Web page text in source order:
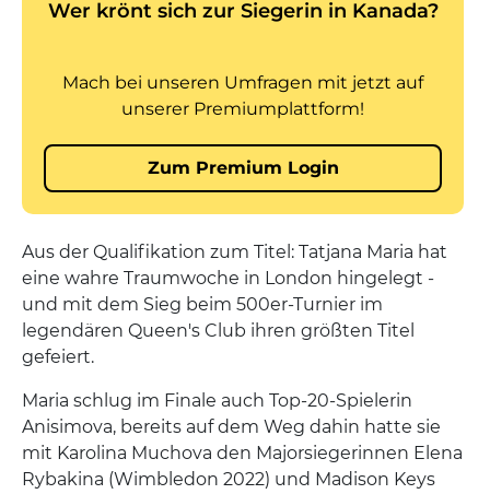
Aus der Qualifikation zum Titel: Tatjana Maria hat
eine wahre Traumwoche in London hingelegt -
und mit dem Sieg beim 500er-Turnier im
legendären Queen's Club ihren größten Titel
gefeiert.
Maria schlug im Finale auch Top-20-Spielerin
Anisimova, bereits auf dem Weg dahin hatte sie
mit Karolina Muchova den Majorsiegerinnen Elena
Rybakina (Wimbledon 2022) und Madison Keys